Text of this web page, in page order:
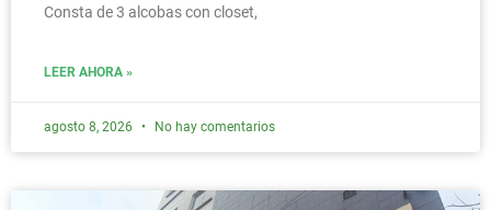
Consta de 3 alcobas con closet,
LEER AHORA »
agosto 8, 2026 No hay comentarios